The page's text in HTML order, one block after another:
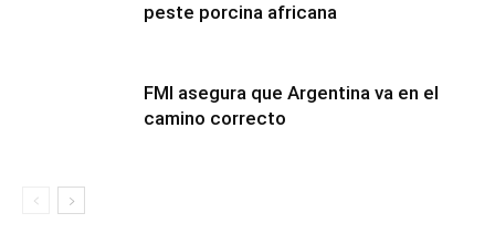
peste porcina africana
FMI asegura que Argentina va en el
camino correcto